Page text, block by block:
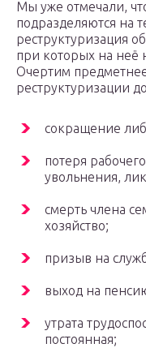
Мы уже отмечали,
подразделяются на
реструктуризация
при которых на неё
Очертим
реструктуризации
сокращение
потеря
увольнения,
смерть члена
хозяйство;
призыв на
выход на
утрата
постоянная;